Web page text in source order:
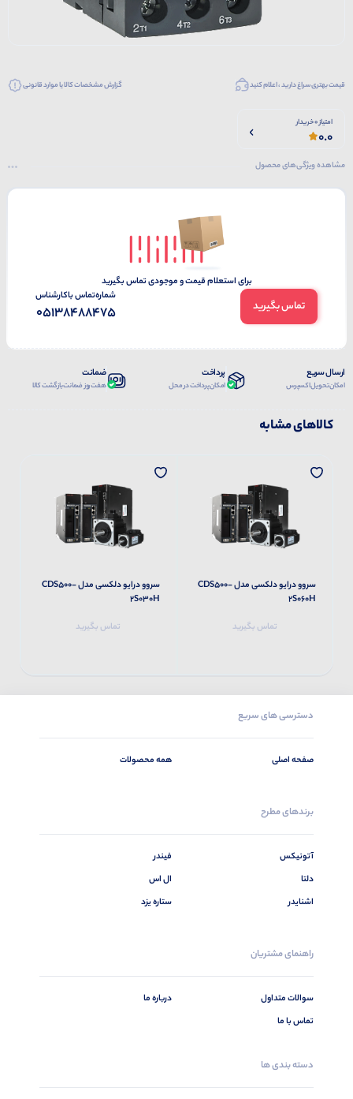
قیمت بهتری سراغ دارید ، اعلام کنید گزارش مشخصات کالا یا موارد قانونی
امتیاز 0 خریدار
0.0
مشاهده ویژگی‌های محصول
برای استعلام قیمت و موجودی تماس بگیرید
تماس بگیرید
شماره‌تماس‌ با‌کارشناس
05138488475
ارسال سریع
امکان تحویل اکسپرس
پرداخت
امکان پرداخت در محل
ضمانت
هفت روز ضمانت بازگشت کالا
کالاهای مشابه
سروو درایو دلکسی مدل CDS500-
2S060H
تماس بگیرید
سروو درایو دلکسی مدل CDS500-
2S030H
تماس بگیرید
دسترسی های سریع
صفحه اصلی همه محصولات
برندهای مطرح
آتونیکس
دلتا
اشنایدر
فیندر
ال اس
ستاره یزد
راهنمای مشتریان
سوالات متداول
تماس با ما
درباره ما
دسته بندی ها